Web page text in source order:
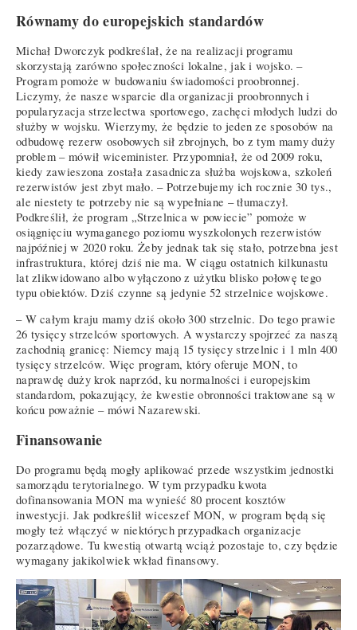
Równamy do europejskich standardów
Michał Dworczyk podkreślał, że na realizacji programu
skorzystają zarówno społeczności lokalne, jak i wojsko. –
Program pomoże w budowaniu świadomości proobronnej.
Liczymy, że nasze wsparcie dla organizacji proobronnych i
popularyzacja strzelectwa sportowego, zachęci młodych ludzi do
służby w wojsku. Wierzymy, że będzie to jeden ze sposobów na
odbudowę rezerw osobowych sił zbrojnych, bo z tym mamy duży
problem – mówił wiceminister. Przypomniał, że od 2009 roku,
kiedy zawieszona została zasadnicza służba wojskowa, szkoleń
rezerwistów jest zbyt mało. – Potrzebujemy ich rocznie 30 tys.,
ale niestety te potrzeby nie są wypełniane – tłumaczył.
Podkreślił, że program „Strzelnica w powiecie” pomoże w
osiągnięciu wymaganego poziomu wyszkolonych rezerwistów
najpóźniej w 2020 roku. Żeby jednak tak się stało, potrzebna jest
infrastruktura, której dziś nie ma. W ciągu ostatnich kilkunastu
lat zlikwidowano albo wyłączono z użytku blisko połowę tego
typu obiektów. Dziś czynne są jedynie 52 strzelnice wojskowe.
– W całym kraju mamy dziś około 300 strzelnic. Do tego prawie
26 tysięcy strzelców sportowych. A wystarczy spojrzeć za naszą
zachodnią granicę: Niemcy mają 15 tysięcy strzelnic i 1 mln 400
tysięcy strzelców. Więc program, który oferuje MON, to
naprawdę duży krok naprzód, ku normalności i europejskim
standardom, pokazujący, że kwestie obronności traktowane są w
końcu poważnie – mówi Nazarewski.
Finansowanie
Do programu będą mogły aplikować przede wszystkim jednostki
samorządu terytorialnego. W tym przypadku kwota
dofinansowania MON ma wynieść 80 procent kosztów
inwestycji. Jak podkreślił wiceszef MON, w program będą się
mogły też włączyć w niektórych przypadkach organizacje
pozarządowe. Tu kwestią otwartą wciąż pozostaje to, czy będzie
wymagany jakikolwiek wkład finansowy.